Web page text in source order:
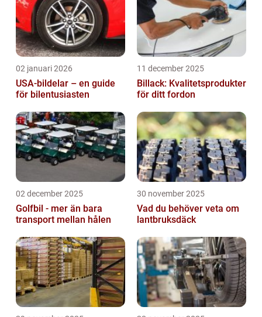
02 januari 2026
USA-bildelar – en guide
för bilentusiasten
11 december 2025
Billack: Kvalitetsprodukter
för ditt fordon
02 december 2025
Golfbil - mer än bara
transport mellan hålen
30 november 2025
Vad du behöver veta om
lantbruksdäck